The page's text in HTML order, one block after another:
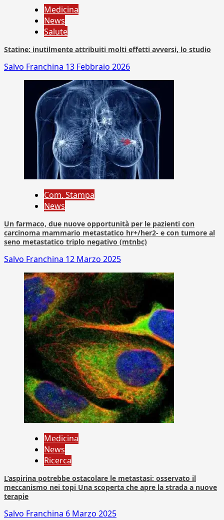
Medicina
News
Salute
Statine: inutilmente attribuiti molti effetti avversi, lo studio
Salvo Franchina 13 Febbraio 2026
Com. Stampa
News
Un farmaco, due nuove opportunità per le pazienti con
carcinoma mammario metastatico hr+/her2- e con tumore al
seno metastatico triplo negativo (mtnbc)
Salvo Franchina 12 Marzo 2025
Medicina
News
Ricerca
L’aspirina potrebbe ostacolare le metastasi: osservato il
meccanismo nei topi Una scoperta che apre la strada a nuove
terapie
Salvo Franchina 6 Marzo 2025